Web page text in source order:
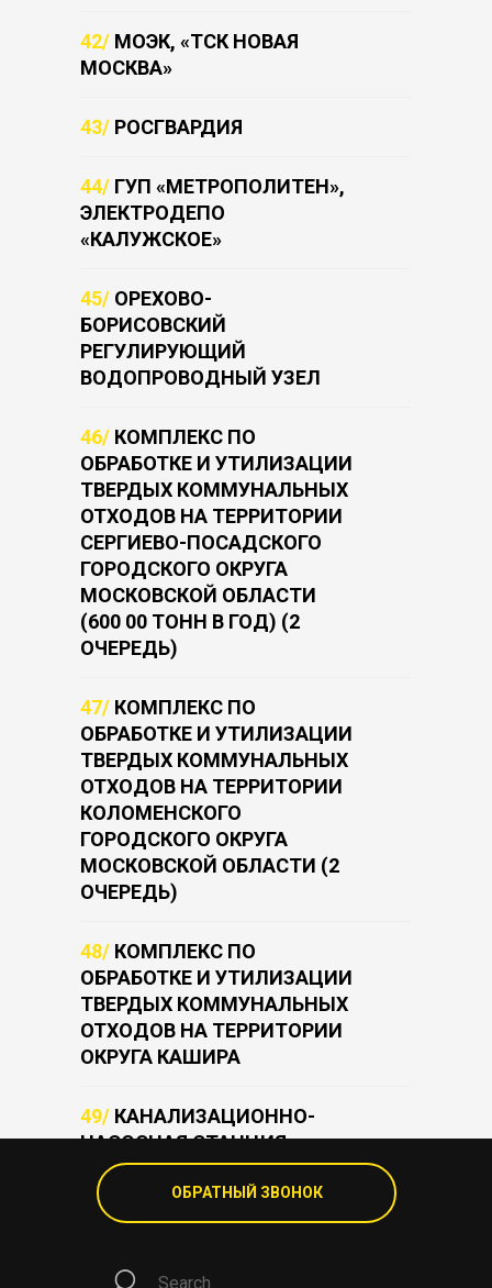
42/ МОЭК, «ТСК НОВАЯ
МОСКВА»
43/ РОСГВАРДИЯ
44/ ГУП «МЕТРОПОЛИТЕН»,
ЭЛЕКТРОДЕПО
«КАЛУЖСКОЕ»
45/ ОРЕХОВО-
БОРИСОВСКИЙ
РЕГУЛИРУЮЩИЙ
ВОДОПРОВОДНЫЙ УЗЕЛ
46/ КОМПЛЕКС ПО
ОБРАБОТКЕ И УТИЛИЗАЦИИ
ТВЕРДЫХ КОММУНАЛЬНЫХ
ОТХОДОВ НА ТЕРРИТОРИИ
СЕРГИЕВО-ПОСАДСКОГО
ГОРОДСКОГО ОКРУГА
МОСКОВСКОЙ ОБЛАСТИ
(600 00 ТОНН В ГОД) (2
ОЧЕРЕДЬ)
47/ КОМПЛЕКС ПО
ОБРАБОТКЕ И УТИЛИЗАЦИИ
ТВЕРДЫХ КОММУНАЛЬНЫХ
ОТХОДОВ НА ТЕРРИТОРИИ
КОЛОМЕНСКОГО
ГОРОДСКОГО ОКРУГА
МОСКОВСКОЙ ОБЛАСТИ (2
ОЧЕРЕДЬ)
48/ КОМПЛЕКС ПО
ОБРАБОТКЕ И УТИЛИЗАЦИИ
ТВЕРДЫХ КОММУНАЛЬНЫХ
ОТХОДОВ НА ТЕРРИТОРИИ
ОКРУГА КАШИРА
49/ КАНАЛИЗАЦИОННО-
НАСОСНАЯ СТАНЦИЯ
ЖУКОВКА
50/КАНАЛИЗАЦИОННАЯ
САЛАРЬЕВО
ОБРАТНЫЙ ЗВОНОК